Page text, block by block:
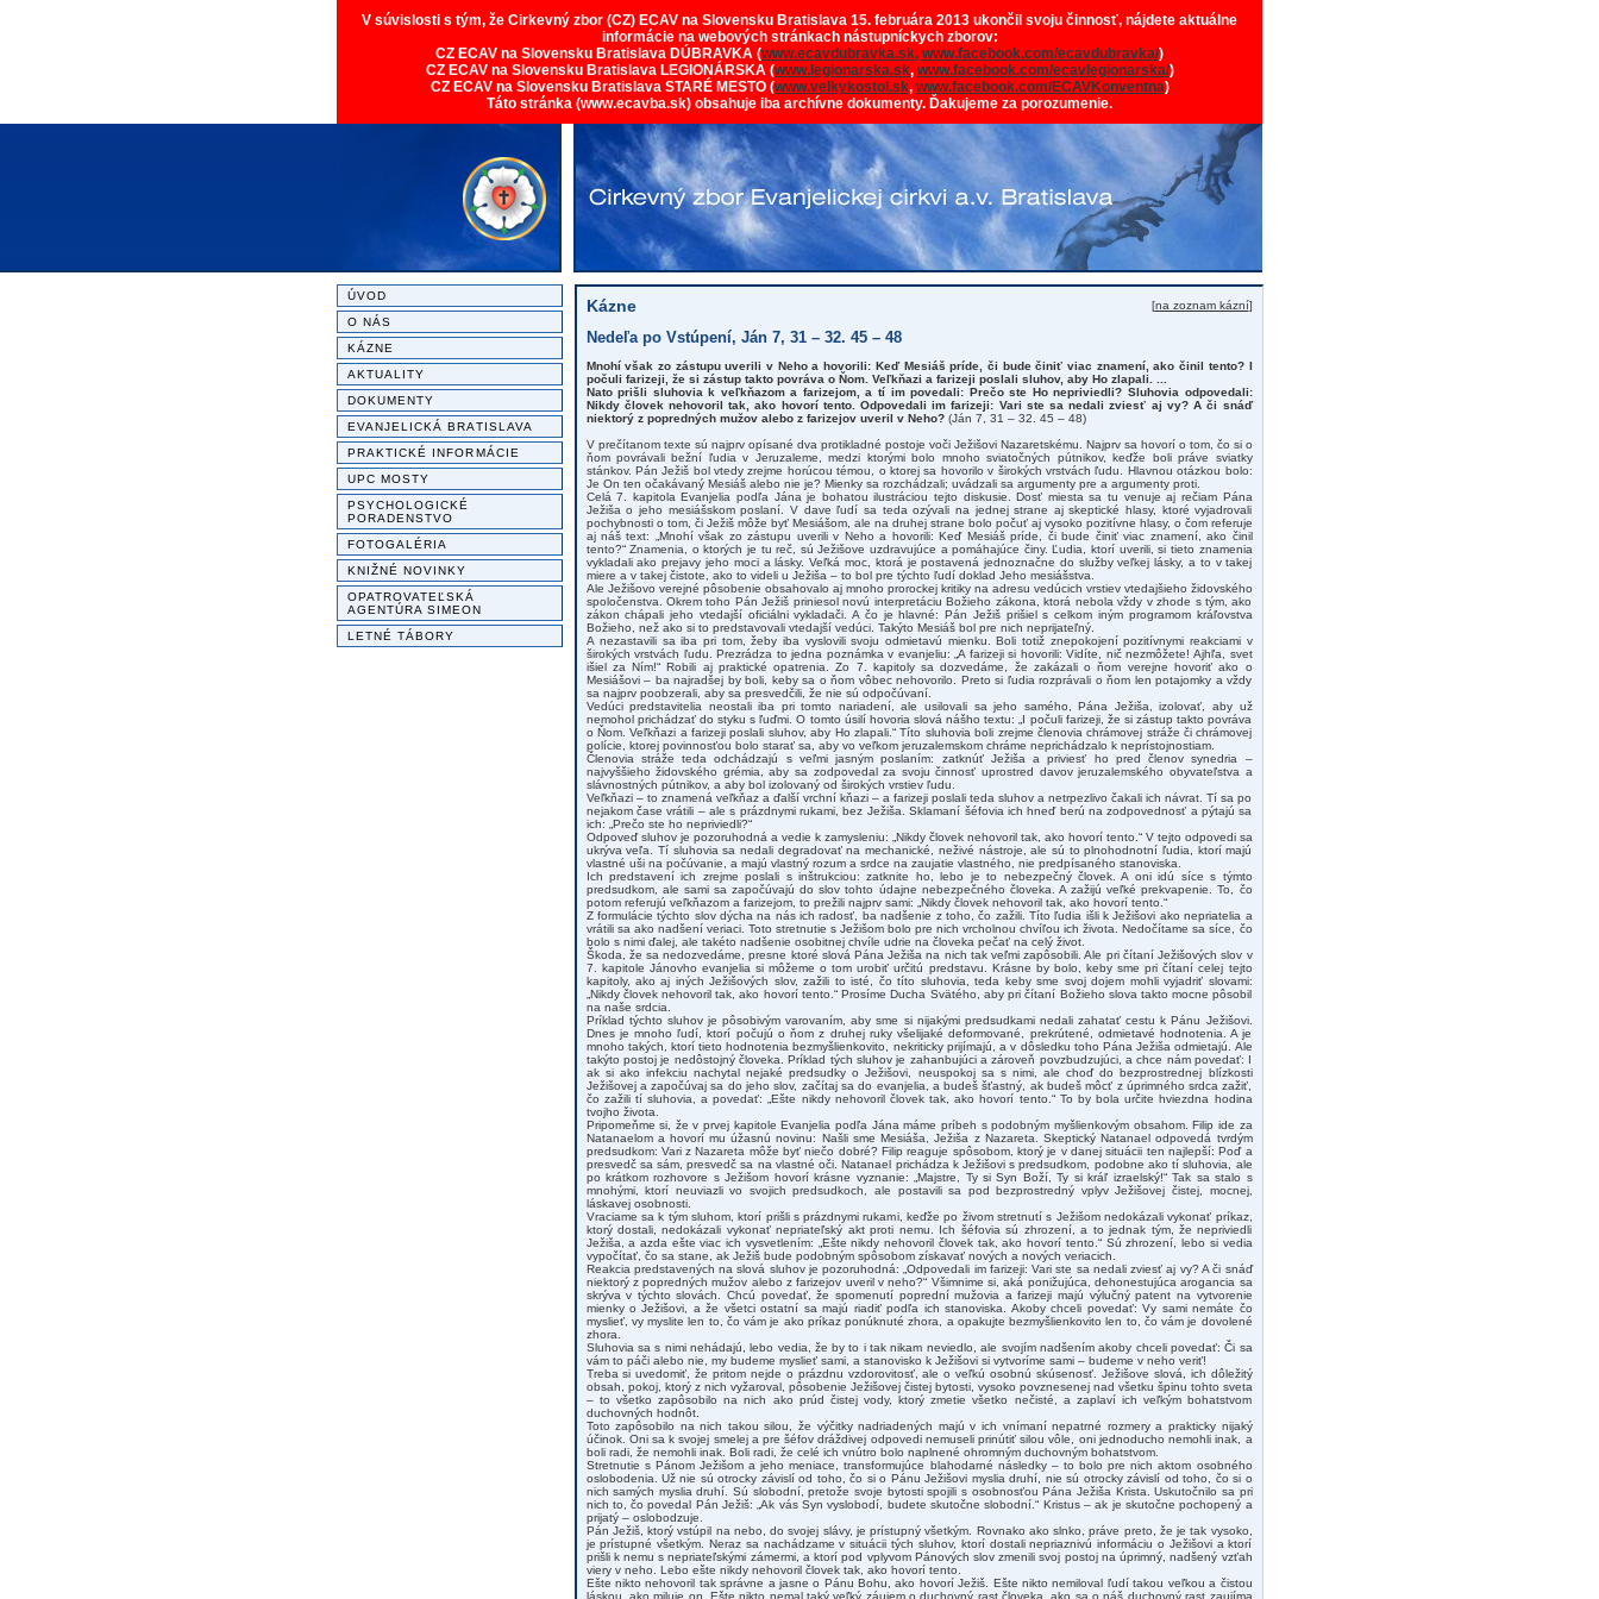
V súvislosti s tým, že Cirkevný zbor (CZ) ECAV na Slovensku Bratislava 15. februára 2013 ukončil svoju činnosť, nájdete aktuálne
informácie na webových stránkach nástupníckych zborov:
CZ ECAV na Slovensku Bratislava DÚBRAVKA (www.ecavdubravka.sk, www.facebook.com/ecavdubravka/)
CZ ECAV na Slovensku Bratislava LEGIONÁRSKA (www.legionarska.sk, www.facebook.com/ecavlegionarska/)
CZ ECAV na Slovensku Bratislava STARÉ MESTO (www.velkykostol.sk, www.facebook.com/ECAVKonventna)
Táto stránka (www.ecavba.sk) obsahuje iba archívne dokumenty. Ďakujeme za porozumenie.
ÚVOD
O NÁS
KÁZNE
AKTUALITY
DOKUMENTY
EVANJELICKÁ BRATISLAVA
PRAKTICKÉ INFORMÁCIE
UPC MOSTY
PSYCHOLOGICKÉ
PORADENSTVO
FOTOGALÉRIA
KNIŽNÉ NOVINKY
OPATROVATEĽSKÁ
AGENTÚRA SIMEON
LETNÉ TÁBORY
Kázne [na zoznam kázní]
Nedeľa po Vstúpení, Ján 7, 31 – 32. 45 – 48
Mnohí však zo zástupu uverili v Neho a hovorili: Keď Mesiáš príde, či bude činiť viac znamení, ako činil tento? I
počuli farizeji, že si zástup takto povráva o Ňom. Veľkňazi a farizeji poslali sluhov, aby Ho zlapali. ...
Nato prišli sluhovia k veľkňazom a farizejom, a tí im povedali: Prečo ste Ho nepriviedli? Sluhovia odpovedali:
Nikdy človek nehovoril tak, ako hovorí tento. Odpovedali im farizeji: Vari ste sa nedali zviesť aj vy? A či snáď
niektorý z popredných mužov alebo z farizejov uveril v Neho?(Ján 7, 31 – 32. 45 – 48)
V prečítanom texte sú najprv opísané dva protikladné postoje voči Ježišovi Nazaretskému. Najprv sa hovorí o tom, čo si o
ňom povrávali bežní ľudia v Jeruzaleme, medzi ktorými bolo mnoho sviatočných pútnikov, keďže boli práve sviatky
stánkov. Pán Ježiš bol vtedy zrejme horúcou témou, o ktorej sa hovorilo v širokých vrstvách ľudu. Hlavnou otázkou bolo:
Je On ten očakávaný Mesiáš alebo nie je? Mienky sa rozchádzali; uvádzali sa argumenty pre a argumenty proti.
Celá 7. kapitola Evanjelia podľa Jána je bohatou ilustráciou tejto diskusie. Dosť miesta sa tu venuje aj rečiam Pána
Ježiša o jeho mesiášskom poslaní. V dave ľudí sa teda ozývali na jednej strane aj skeptické hlasy, ktoré vyjadrovali
pochybnosti o tom, či Ježiš môže byť Mesiášom, ale na druhej strane bolo počuť aj vysoko pozitívne hlasy, o čom referuje
aj náš text: „Mnohí však zo zástupu uverili v Neho a hovorili: Keď Mesiáš príde, či bude činiť viac znamení, ako činil
tento?“ Znamenia, o ktorých je tu reč, sú Ježišove uzdravujúce a pomáhajúce činy. Ľudia, ktorí uverili, si tieto znamenia
vykladali ako prejavy jeho moci a lásky. Veľká moc, ktorá je postavená jednoznačne do služby veľkej lásky, a to v takej
miere a v takej čistote, ako to videli u Ježiša – to bol pre týchto ľudí doklad Jeho mesiášstva.
Ale Ježišovo verejné pôsobenie obsahovalo aj mnoho prorockej kritiky na adresu vedúcich vrstiev vtedajšieho židovského
spoločenstva. Okrem toho Pán Ježiš priniesol novú interpretáciu Božieho zákona, ktorá nebola vždy v zhode s tým, ako
zákon chápali jeho vtedajší oficiálni vykladači. A čo je hlavné: Pán Ježiš prišiel s celkom iným programom kráľovstva
Božieho, než ako si to predstavovali vtedajší vedúci. Takýto Mesiáš bol pre nich neprijateľný.
A nezastavili sa iba pri tom, žeby iba vyslovili svoju odmietavú mienku. Boli totiž znepokojení pozitívnymi reakciami v
širokých vrstvách ľudu. Prezrádza to jedna poznámka v evanjeliu: „A farizeji si hovorili: Vidíte, nič nezmôžete! Ajhľa, svet
išiel za Ním!“ Robili aj praktické opatrenia. Zo 7. kapitoly sa dozvedáme, že zakázali o ňom verejne hovoriť ako o
Mesiášovi – ba najradšej by boli, keby sa o ňom vôbec nehovorilo. Preto si ľudia rozprávali o ňom len potajomky a vždy
sa najprv poobzerali, aby sa presvedčili, že nie sú odpočúvaní.
Vedúci predstavitelia neostali iba pri tomto nariadení, ale usilovali sa jeho samého, Pána Ježiša, izolovať, aby už
nemohol prichádzať do styku s ľuďmi. O tomto úsilí hovoria slová nášho textu: „I počuli farizeji, že si zástup takto povráva
o Ňom. Veľkňazi a farizeji poslali sluhov, aby Ho zlapali.“ Títo sluhovia boli zrejme členovia chrámovej stráže či chrámovej
polície, ktorej povinnosťou bolo starať sa, aby vo veľkom jeruzalemskom chráme neprichádzalo k neprístojnostiam.
Členovia stráže teda odchádzajú s veľmi jasným poslaním: zatknúť Ježiša a priviesť ho pred členov synedria –
najvyššieho židovského grémia, aby sa zodpovedal za svoju činnosť uprostred davov jeruzalemského obyvateľstva a
slávnostných pútnikov, a aby bol izolovaný od širokých vrstiev ľudu.
Veľkňazi – to znamená veľkňaz a ďalší vrchní kňazi – a farizeji poslali teda sluhov a netrpezlivo čakali ich návrat. Tí sa po
nejakom čase vrátili – ale s prázdnymi rukami, bez Ježiša. Sklamaní šéfovia ich hneď berú na zodpovednosť a pýtajú sa
ich: „Prečo ste ho nepriviedli?“
Odpoveď sluhov je pozoruhodná a vedie k zamysleniu: „Nikdy človek nehovoril tak, ako hovorí tento.“ V tejto odpovedi sa
ukrýva veľa. Tí sluhovia sa nedali degradovať na mechanické, neživé nástroje, ale sú to plnohodnotní ľudia, ktorí majú
vlastné uši na počúvanie, a majú vlastný rozum a srdce na zaujatie vlastného, nie predpísaného stanoviska.
Ich predstavení ich zrejme poslali s inštrukciou: zatknite ho, lebo je to nebezpečný človek. A oni idú síce s týmto
predsudkom, ale sami sa započúvajú do slov tohto údajne nebezpečného človeka. A zažijú veľké prekvapenie. To, čo
potom referujú veľkňazom a farizejom, to prežili najprv sami: „Nikdy človek nehovoril tak, ako hovorí tento.“
Z formulácie týchto slov dýcha na nás ich radosť, ba nadšenie z toho, čo zažili. Títo ľudia išli k Ježišovi ako nepriatelia a
vrátili sa ako nadšení veriaci. Toto stretnutie s Ježišom bolo pre nich vrcholnou chvíľou ich života. Nedočítame sa síce, čo
bolo s nimi ďalej, ale takéto nadšenie osobitnej chvíle udrie na človeka pečať na celý život.
Škoda, že sa nedozvedáme, presne ktoré slová Pána Ježiša na nich tak veľmi zapôsobili. Ale pri čítaní Ježišových slov v
7. kapitole Jánovho evanjelia si môžeme o tom urobiť určitú predstavu. Krásne by bolo, keby sme pri čítaní celej tejto
kapitoly, ako aj iných Ježišových slov, zažili to isté, čo títo sluhovia, teda keby sme svoj dojem mohli vyjadriť slovami:
„Nikdy človek nehovoril tak, ako hovorí tento.“ Prosíme Ducha Svätého, aby pri čítaní Božieho slova takto mocne pôsobil
na naše srdcia.
Príklad týchto sluhov je pôsobivým varovaním, aby sme si nijakými predsudkami nedali zahatať cestu k Pánu Ježišovi.
Dnes je mnoho ľudí, ktorí počujú o ňom z druhej ruky všelijaké deformované, prekrútené, odmietavé hodnotenia. A je
mnoho takých, ktorí tieto hodnotenia bezmyšlienkovito, nekriticky prijímajú, a v dôsledku toho Pána Ježiša odmietajú. Ale
takýto postoj je nedôstojný človeka. Príklad tých sluhov je zahanbujúci a zároveň povzbudzujúci, a chce nám povedať: I
ak si ako infekciu nachytal nejaké predsudky o Ježišovi, neuspokoj sa s nimi, ale choď do bezprostrednej blízkosti
Ježišovej a započúvaj sa do jeho slov, začítaj sa do evanjelia, a budeš šťastný, ak budeš môcť z úprimného srdca zažiť,
čo zažili tí sluhovia, a povedať: „Ešte nikdy nehovoril človek tak, ako hovorí tento.“ To by bola určite hviezdna hodina
tvojho života.
Pripomeňme si, že v prvej kapitole Evanjelia podľa Jána máme príbeh s podobným myšlienkovým obsahom. Filip ide za
Natanaelom a hovorí mu úžasnú novinu: Našli sme Mesiáša, Ježiša z Nazareta. Skeptický Natanael odpovedá tvrdým
predsudkom: Vari z Nazareta môže byť niečo dobré? Filip reaguje spôsobom, ktorý je v danej situácii ten najlepší: Poď a
presvedč sa sám, presvedč sa na vlastné oči. Natanael prichádza k Ježišovi s predsudkom, podobne ako tí sluhovia, ale
po krátkom rozhovore s Ježišom hovorí krásne vyznanie: „Majstre, Ty si Syn Boží, Ty si kráľ izraelský!“ Tak sa stalo s
mnohými, ktorí neuviazli vo svojich predsudkoch, ale postavili sa pod bezprostredný vplyv Ježišovej čistej, mocnej,
láskavej osobnosti.
Vraciame sa k tým sluhom, ktorí prišli s prázdnymi rukami, keďže po živom stretnutí s Ježišom nedokázali vykonať príkaz,
ktorý dostali, nedokázali vykonať nepriateľský akt proti nemu. Ich šéfovia sú zhrození, a to jednak tým, že nepriviedli
Ježiša, a azda ešte viac ich vysvetlením: „Ešte nikdy nehovoril človek tak, ako hovorí tento.“ Sú zhrození, lebo si vedia
vypočítať, čo sa stane, ak Ježiš bude podobným spôsobom získavať nových a nových veriacich.
Reakcia predstavených na slová sluhov je pozoruhodná: „Odpovedali im farizeji: Vari ste sa nedali zviesť aj vy? A či snáď
niektorý z popredných mužov alebo z farizejov uveril v neho?“ Všimnime si, aká ponižujúca, dehonestujúca arogancia sa
skrýva v týchto slovách. Chcú povedať, že spomenutí poprední mužovia a farizeji majú výlučný patent na vytvorenie
mienky o Ježišovi, a že všetci ostatní sa majú riadiť podľa ich stanoviska. Akoby chceli povedať: Vy sami nemáte čo
myslieť, vy myslite len to, čo vám je ako príkaz ponúknuté zhora, a opakujte bezmyšlienkovito len to, čo vám je dovolené
zhora.
Sluhovia sa s nimi nehádajú, lebo vedia, že by to i tak nikam neviedlo, ale svojím nadšením akoby chceli povedať: Či sa
vám to páči alebo nie, my budeme myslieť sami, a stanovisko k Ježišovi si vytvoríme sami – budeme v neho veriť!
Treba si uvedomiť, že pritom nejde o prázdnu vzdorovitosť, ale o veľkú osobnú skúsenosť. Ježišove slová, ich dôležitý
obsah, pokoj, ktorý z nich vyžaroval, pôsobenie Ježišovej čistej bytosti, vysoko povznesenej nad všetku špinu tohto sveta
– to všetko zapôsobilo na nich ako prúd čistej vody, ktorý zmetie všetko nečisté, a zaplaví ich veľkým bohatstvom
duchovných hodnôt.
Toto zapôsobilo na nich takou silou, že výčitky nadriadených majú v ich vnímaní nepatrné rozmery a prakticky nijaký
účinok. Oni sa k svojej smelej a pre šéfov dráždivej odpovedi nemuseli prinútiť silou vôle, oni jednoducho nemohli inak, a
boli radi, že nemohli inak. Boli radi, že celé ich vnútro bolo naplnené ohromným duchovným bohatstvom.
Stretnutie s Pánom Ježišom a jeho meniace, transformujúce blahodarné následky – to bolo pre nich aktom osobného
oslobodenia. Už nie sú otrocky závislí od toho, čo si o Pánu Ježišovi myslia druhí, nie sú otrocky závislí od toho, čo si o
nich samých myslia druhí. Sú slobodní, pretože svoje bytosti spojili s osobnosťou Pána Ježiša Krista. Uskutočnilo sa pri
nich to, čo povedal Pán Ježiš: „Ak vás Syn vyslobodí, budete skutočne slobodní.“ Kristus – ak je skutočne pochopený a
prijatý – oslobodzuje.
Pán Ježiš, ktorý vstúpil na nebo, do svojej slávy, je prístupný všetkým. Rovnako ako slnko, práve preto, že je tak vysoko,
je prístupné všetkým. Neraz sa nachádzame v situácii tých sluhov, ktorí dostali nepriaznivú informáciu o Ježišovi a ktorí
prišli k nemu s nepriateľskými zámermi, a ktorí pod vplyvom Pánových slov zmenili svoj postoj na úprimný, nadšený vzťah
viery v neho. Lebo ešte nikdy nehovoril človek tak, ako hovorí tento.
Ešte nikto nehovoril tak správne a jasne o Pánu Bohu, ako hovorí Ježiš. Ešte nikto nemiloval ľudí takou veľkou a čistou
láskou, ako miluje on. Ešte nikto nemal taký veľký záujem o duchovný rast človeka, ako sa o náš duchovný rast zaujíma